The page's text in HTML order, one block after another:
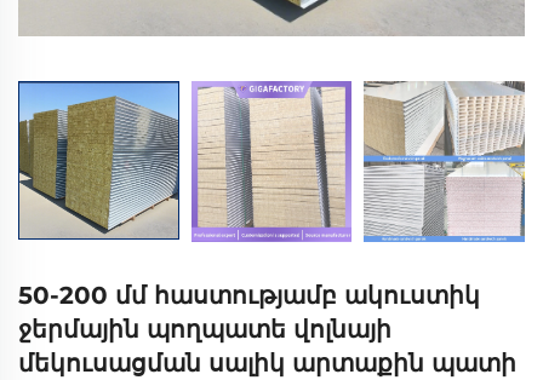
50-200 մմ հաստությամբ ակուստիկ
ջերմային պողպատե վոլնայի
մեկուսացման սալիկ արտաքին պատի